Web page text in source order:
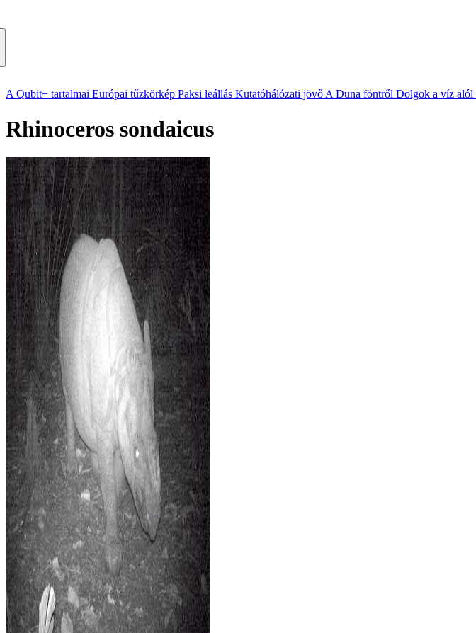
A Qubit+ tartalmai Európai tűzkörkép Paksi leállás Kutatóhálózati jövő A Duna föntről Dolgok a víz alól
Rhinoceros sondaicus